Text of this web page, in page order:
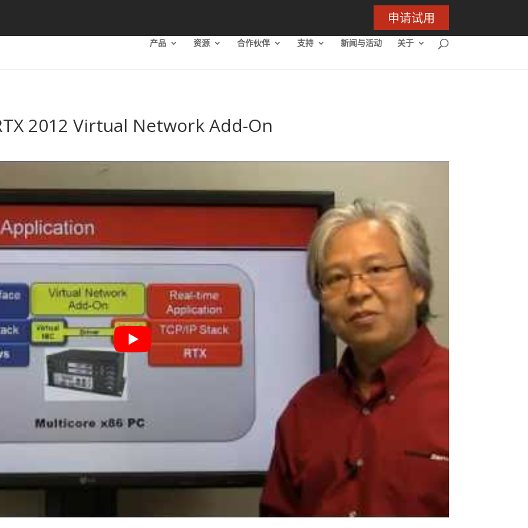
申请试用
产品 资源 合作伙伴 支持 新闻与活动 关于
2012 Virtual Network Add-On